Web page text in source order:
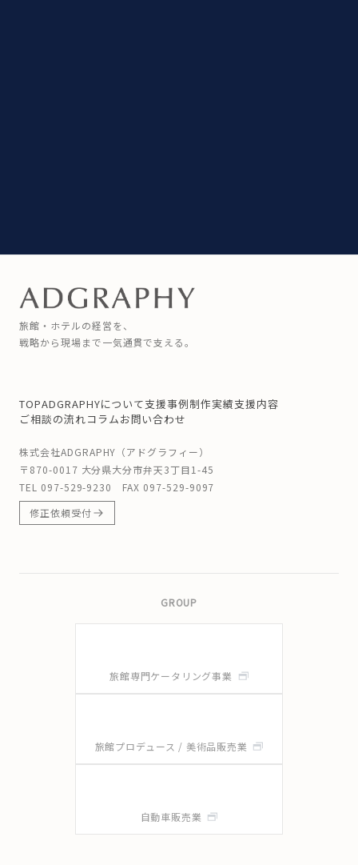
旅館・ホテルの経営を、
戦略から現場まで一気通貫で支える。
TOPADGRAPHYについて支援事例制作実績支援内容
ご相談の流れコラムお問い合わせ
株式会社ADGRAPHY（アドグラフィー）
〒870-0017 大分県大分市弁天3丁目1-45
TEL 097-529-9230
FAX 097-529-9097
修正依頼受付
GROUP
旅館専門ケータリング事業
旅館プロデュース / 美術品販売業
自動車販売業